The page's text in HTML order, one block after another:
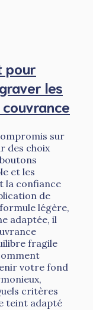
pour
les
sur
des choix
et les
la confiance
de
légère,
adaptée, il
fragile
votre fond
critères
teint adapté